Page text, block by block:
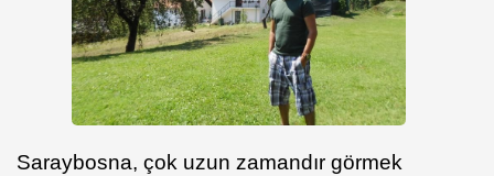
Saraybosna, çok uzun zamandır görmek